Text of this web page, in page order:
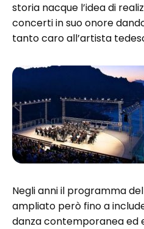
storia nacque l’idea di
concerti in suo onore
tanto caro all’artista
Negli anni il programma
ampliato però fino a
danza contemporanea ed